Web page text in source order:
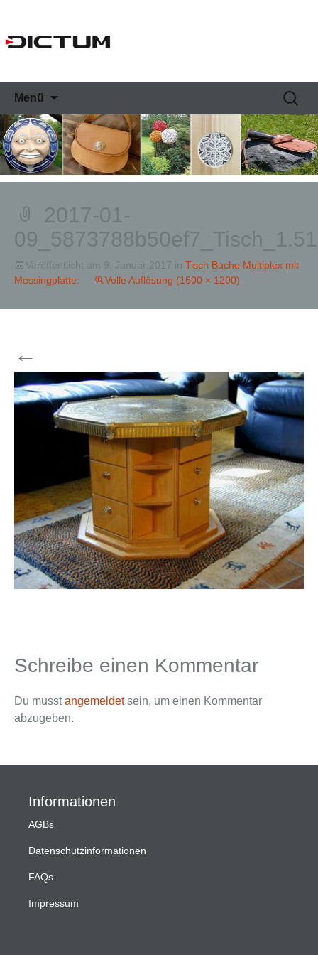
Menü
Inhalt
Suchen
nach:
2017-01-
09_5873788b50ef7_Tisch_1.51
Veröffentlicht am 9. Januar 2017 in Tisch Buche Multiplex mit
Messingplatte
Volle Auflösung (1600 × 1200)
←
Schreibe einen Kommentar
Du musstangemeldetsein, um einen Kommentar
abzugeben.
Informationen
AGBs
Datenschutzinformationen
FAQs
Impressum